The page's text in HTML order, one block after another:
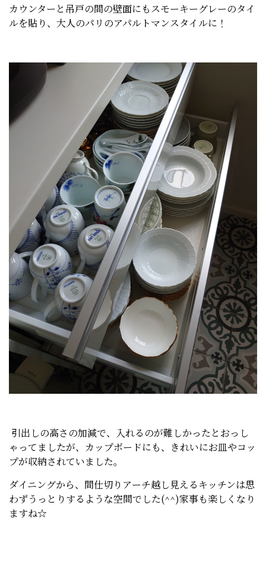
カウンターと吊戸の間の壁面にもスモーキーグレーのタイ
ルを貼り、大人のパリのアパルトマンスタイルに！
引出しの高さの加減で、入れるのが難しかったとおっし
ゃってましたが、カップボードにも、きれいにお皿やコッ
プが収納されていました。
ダイニングから、間仕切りアーチ越し見えるキッチンは思
わずうっとりするような空間でした(^^)家事も楽しくなり
ますね☆